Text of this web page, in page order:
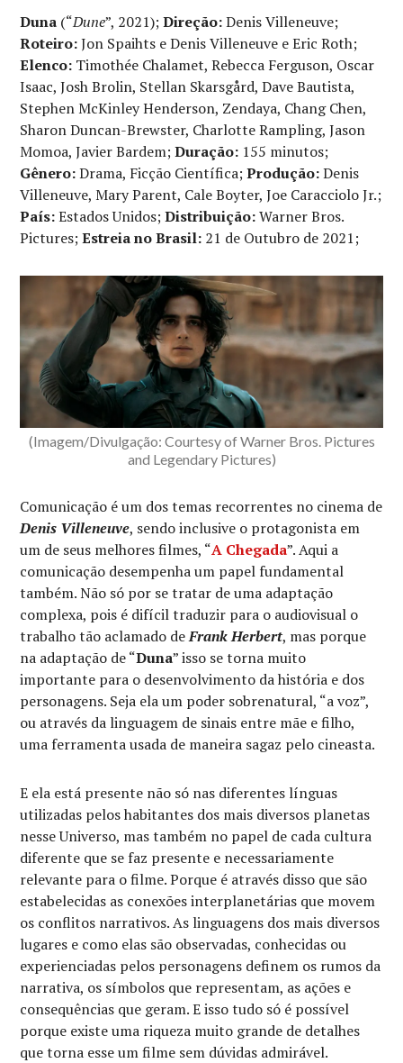
Duna (“Dune”, 2021);Direção:Denis Villeneuve;
Roteiro:Jon Spaihts e Denis Villeneuve e Eric Roth;
Elenco: Timothée Chalamet, Rebecca Ferguson, Oscar
Isaac, Josh Brolin, Stellan Skarsgård, Dave Bautista,
Stephen McKinley Henderson, Zendaya, Chang Chen,
Sharon Duncan-Brewster, Charlotte Rampling, Jason
Momoa, Javier Bardem;Duração: 155 minutos;
Gênero:Drama, Ficção Científica;Produção:Denis
Villeneuve, Mary Parent, Cale Boyter, Joe Caracciolo Jr.;
País:Estados Unidos;Distribuição:Warner Bros.
Pictures;Estreia no Brasil: 21 de Outubro de 2021;
(Imagem/Divulgação: Courtesy of Warner Bros. Pictures
and Legendary Pictures)
Comunicação é um dos temas recorrentes no cinema de
Denis Villeneuve, sendo inclusive o protagonista em
um de seus melhores filmes, “A Chegada”. Aqui a
comunicação desempenha um papel fundamental
também. Não só por se tratar de uma adaptação
complexa, pois é difícil traduzir para o audiovisual o
trabalho tão aclamado deFrank Herbert, mas porque
na adaptação de “Duna” isso se torna muito
importante para o desenvolvimento da história e dos
personagens. Seja ela um poder sobrenatural, “a voz”,
ou através da linguagem de sinais entre mãe e filho,
uma ferramenta usada de maneira sagaz pelo cineasta.
E ela está presente não só nas diferentes línguas
utilizadas pelos habitantes dos mais diversos planetas
nesse Universo, mas também no papel de cada cultura
diferente que se faz presente e necessariamente
relevante para o filme. Porque é através disso que são
estabelecidas as conexões interplanetárias que movem
os conflitos narrativos. As linguagens dos mais diversos
lugares e como elas são observadas, conhecidas ou
experienciadas pelos personagens definem os rumos da
narrativa, os símbolos que representam, as ações e
consequências que geram. E isso tudo só é possível
porque existe uma riqueza muito grande de detalhes
que torna esse um filme sem dúvidas admirável.